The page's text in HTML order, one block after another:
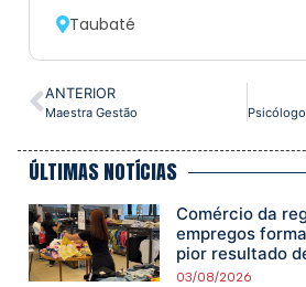
Taubaté
ANTERIOR
Maestra Gestão
ÚLTIMAS NOTÍCIAS
Comércio da
empregos
pior resultado
03/08/2026